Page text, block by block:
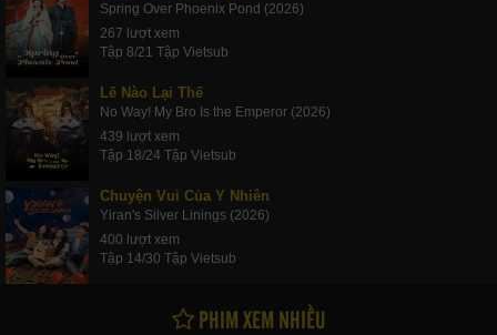
Spring Over Phoenix Pond (2026)
267 lượt xem
Tập 8/21 Tập Vietsub
Lẽ Nào Lại Thế
No Way! My Bro Is the Emperor (2026)
439 lượt xem
Tập 18/24 Tập Vietsub
Chuyện Vui Của Y Nhiên
Yiran's Silver Linings (2026)
400 lượt xem
Tập 14/30 Tập Vietsub
PHIM XEM NHIỀU